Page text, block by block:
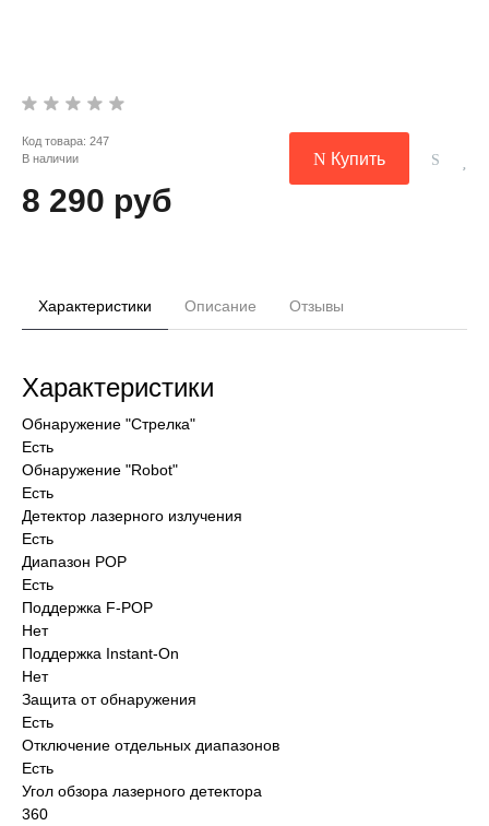
Код товара: 247
В наличии
8 290 руб
Купить
Характеристики Описание Отзывы
Характеристики
Обнаружение "Стрелка"
Есть
Обнаружение "Robot"
Есть
Детектор лазерного излучения
Есть
Диапазон POP
Есть
Поддержка F-POP
Нет
Поддержка Instant-On
Нет
Защита от обнаружения
Есть
Отключение отдельных диапазонов
Есть
Угол обзора лазерного детектора
360